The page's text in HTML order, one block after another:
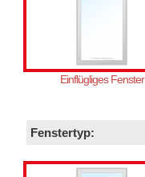
Einflügliges Fenster
Fenstertyp: